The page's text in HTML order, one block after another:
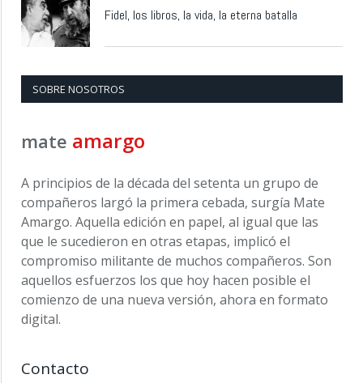
Fidel, los libros, la vida, la eterna batalla
SOBRE NOSOTROS
mate amargo
A principios de la década del setenta un grupo de
compañeros largó la primera cebada, surgía Mate
Amargo. Aquella edición en papel, al igual que las
que le sucedieron en otras etapas, implicó el
compromiso militante de muchos compañeros. Son
aquellos esfuerzos los que hoy hacen posible el
comienzo de una nueva versión, ahora en formato
digital.
Contacto